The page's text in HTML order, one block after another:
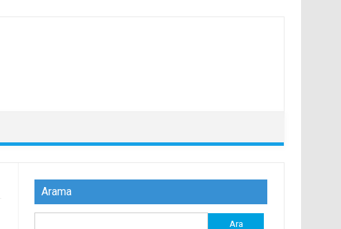
Arama